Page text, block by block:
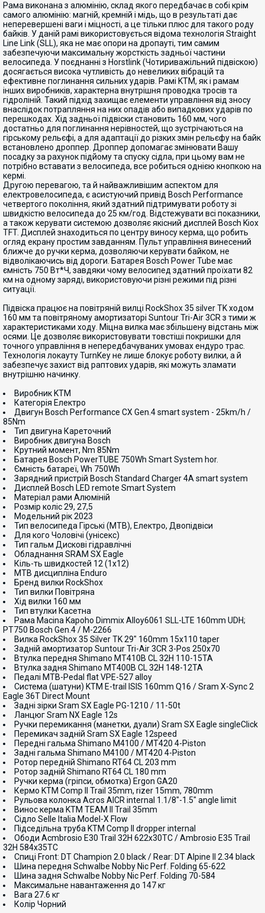
Рама виконана з алюмінію, склад якого передбачає в собі крім
самого алюмінію: магній, кремній і мідь, що в результаті дає
неперевершені ваги і міцності, а це тільки плюс для такого роду
байків. У даній рамі використовується відома технологія Straight
Line Link (SLL), яка не має опори на дропауті, тим самим
забезпечуючи максимальну жорсткість задньої частини
велосипеда. У поєднанні з Horstlink (Чотириважільний підвіскою)
досягається висока чутливість до невеликих вібрацій та
ефективне поглинання сильних ударів. Рамі KTM, як і рамам
інших виробників, характерна внутрішня проводка тросів та
гідроліній. Такий підхід захищає елементи управління від зносу
внаслідок потрапляння на них опадів або випадкових ударів по
перешкодах. Хід задньої підвіски становить 160 мм, чого
достатньо для поглинання нерівностей, що зустрічаються на
гірському рельєфі, а для адаптації до різких змін рельєфу на байк
встановлено дроппер. Дроппер допомагає змінювати Вашу
посадку за рахунок підйому та спуску сідла, при цьому вам не
потрібно вставати з велосипеда, все робиться однією кнопкою на
кермі.
Другою перевагою, та й найважливішим аспектом для
електровелосипеда, є асистуючий привід Bosch Performance
четвертого покоління, який здатний підтримувати роботу зі
швидкістю велосипеда до 25 км/год. Відстежувати всі показники,
а також керувати системою дозволяє якісний дисплей Bosch Kiox
TFT. Дисплей знаходиться по центру виносу керма, що робить
огляд екрану простим завданням. Пульт управління винесений
ближче до ручки керма, дозволяючи керувати байком, не
відволікаючись від дороги. Батарея Bosch Power Tube має
ємність 750 Вт*Ч, завдяки чому велосипед здатний проїхати 82
км на одному заряді, використовуючи різні режими під різні
ситуації.
Підвіска працює на повітряній вилці RockShox 35 silver TK ходом
160 мм та повітряному амортизаторі Suntour Tri-Air 3CR з тими ж
характеристиками ходу. Міцна вилка має збільшену відстань між
осями. Це дозволяє використовувати товстіші покришки для
точного управління в непередбачуваних умовах ендуро трас.
Технологія локауту TurnKey не лише блокує роботу вилки, а й
забезпечує захист від раптових ударів, які можуть зламати
внутрішню начинку.
Виробник KTM
Категорiя Електро
Двигун Bosch Performance CX Gen.4 smart system - 25km/h /
85Nm
Тип двигуна Кареточний
Виробник двигуна Bosch
Крутний момент, Nm 85Nm
Батарея Bosch PowerTUBE 750Wh Smart System hor.
Ємність батареї, Wh 750Wh
Зарядний пристрій Bosch Standard Charger 4A smart system
Дисплей Bosch LED remote Smart System
Матеріал рами Алюміній
Розмір коліс 29, 27,5
Модельний рік 2023
Тип велосипеда Гірські (MTB), Електро, Двопідвіси
Для кого Чоловічі (унісекс)
Тип гальм Дискові гідравлічні
Обладнання SRAM SX Eagle
Кіль-ть швидкостей 12 (1x12)
MTB дисципліна Enduro
Бренд вилки RockShox
Тип вилки Повітряна
Хід вилки 160 мм
Тип втулки Касетна
Рама Macina Kapoho Dimmix Alloy6061 SLL-LTE 160mm UDH;
PT750 Bosch Gen.4 / M-2266
Вилка RockShox 35 Silver TK 29" 160mm 15x110 taper
Задній амортизатор Suntour Tri-Air 3CR 3-Pos 250x70
Втулка передня Shimano MT410B CL 32H 110-15TA
Втулка задня Shimano MT400B CL 32H 148-12TA
Педалі MTB-Pedal flat VPE-527 alloy
Система (шатуни) KTM E-trail ISIS 160mm Q16 / Sram X-Sync 2
Eagle 36T Direct Mount
Задні зірки Sram SX Eagle PG-1210 / 11-50t
Ланцюг Sram NX Eagle 12s
Ручки перемикання (манетки, дуали) Sram SX Eagle singleClick
Перемикач задній Sram SX Eagle 12speed
Передні гальма Shimano M4100 / MT420 4-Piston
Задні гальма Shimano M4100 / MT420 4-Piston
Ротор передній Shimano RT64 CL 203 mm
Ротор задній Shimano RT64 CL 180 mm
Ручки керма (гріпси, обмотка) Ergon GA20
Кермо KTM Comp II Trail 35mm, rizer 15mm, 780mm
Рульова колонка Acros AICR internal 1.1/8"-1.5" angle limit
Винос керма KTM TEAM II Trail 35mm
Сідло Selle Italia Model-X Flow
Підседільна труба KTM Comp II dropper internal
Ободи Acmbrosio E30 Trail 32H 622x30TC / Ambrosio E35 Trail
32H 584x35TC
Спиці Front: DT Champion 2.0 black / Rear: DT Alpine II 2.34 black
Шина передня Schwalbe Nobby Nic Perf. Folding 65-622
Шина задня Schwalbe Nobby Nic Perf. Folding 70-584
Максимальне навантаження до 147 кг
Вага 27.6 кг
Колір Чорний